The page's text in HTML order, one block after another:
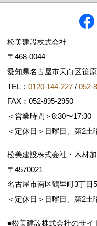
松美建設株式会社
〒468-0044
愛知県名古屋市天白区笹
TEL： 0120-144-227 / 052-
FAX：052-895-2950
＜営業時間＞8:30〜17:30
＜定休日＞日曜日、第2土
松美建設株式会社・木材
〒4570021
名古屋市南区鶴里町3丁
＜定休日＞日曜日、第2土
■松美建設株式会社のサイ